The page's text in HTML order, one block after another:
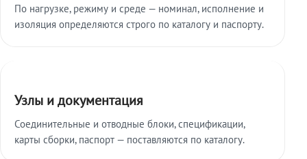
По нагрузке, режиму и среде — номинал, исполнение и
изоляция определяются строго по каталогу и паспорту.
Узлы и документация
Соединительные и отводные блоки, спецификации,
карты сборки, паспорт — поставляются по каталогу.